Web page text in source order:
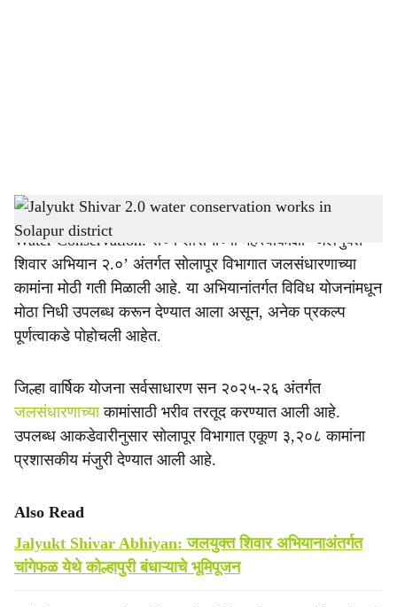
h
a
r
e
Jalyukt Shivar 2.0 water conservation works in Solapur district-Agrowon
Water Conservation: राज्य शासनाच्या महत्त्वाकांक्षी ‘जलयुक्त
शिवार अभियान २.०’ अंतर्गत सोलापूर विभागात जलसंधारणाच्या
कामांना मोठी गती मिळाली आहे. या अभियानांतर्गत विविध योजनांमधून
मोठा निधी उपलब्ध करून देण्यात आला असून, अनेक प्रकल्प
पूर्णत्वाकडे पोहोचली आहेत.
जिल्हा वार्षिक योजना सर्वसाधारण सन २०२५-२६ अंतर्गत
जलसंधारणाच्याकामांसाठी भरीव तरतूद करण्यात आली आहे.
उपलब्ध आकडेवारीनुसार सोलापूर विभागात एकूण ३,२०८ कामांना
प्रशासकीय मंजुरी देण्यात आली आहे.
Also Read
Jalyukt Shivar Abhiyan: जलयुक्त शिवार अभियानाअंतर्गत
चांगेफळ येथे कोल्हापुरी बंधाऱ्याचे भूमिपूजन